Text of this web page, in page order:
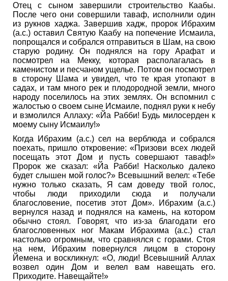
Отец с сыном завершили строительство Каабы.
После чего они совершили таваф, исполнили один
из рукнов хаджа. Завершив хадж, пророк Ибрахим
(а.с.) оставил Святую Каабу на попечение Исмаила,
попрощался и собрался отправиться в Шам, на свою
старую родину. Он поднялся на гору Арафат и
посмотрел на Мекку, которая располагалась в
каменистом и песчаном ущелье. Потом он посмотрел
в сторону Шама и увидел, что те края утопают в
садах, и там много рек и плодородной земли, много
народу поселилось на этих землях. Он вспомнил с
жалостью о своем сыне Исмаиле, поднял руки к небу
и взмолился Аллаху: «Йа Рабби! Будь милосерден к
моему сыну Исмаилу!»
Когда Ибрахим (а.с.) сел на верблюда и собрался
поехать, пришло откровение: «Призови всех людей
посещать этот Дом и пусть совершают таваф!»
Пророк же сказал: «Йа Рабби! Насколько далеко
будет слышен мой голос?» Всевышний велел: «Тебе
нужно только сказать, Я сам доведу твой голос,
чтобы люди приходили сюда и получали
благословение, посетив этот Дом». Ибрахим (а.с.)
вернулся назад и поднялся на камень, на котором
обычно стоял. Говорят, что из-за благодати его
благословенных ног Макам Ибрахима (а.с.) стал
настолько огромным, что сравнялся с горами. Стоя
на нем, Ибрахим повернулся лицом в сторону
Йемена и воскликнул: «О, люди! Всевышний Аллах
возвел один Дом и велел вам навещать его.
Приходите. Навещайте!»